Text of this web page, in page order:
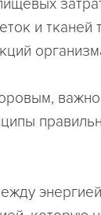
и тканей